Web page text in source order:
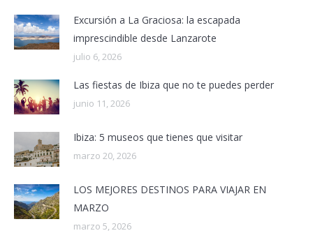
Excursión a La Graciosa: la escapada
imprescindible desde Lanzarote
julio 6, 2026
Las fiestas de Ibiza que no te puedes perder
junio 11, 2026
Ibiza: 5 museos que tienes que visitar
marzo 20, 2026
LOS MEJORES DESTINOS PARA VIAJAR EN
MARZO
marzo 5, 2026